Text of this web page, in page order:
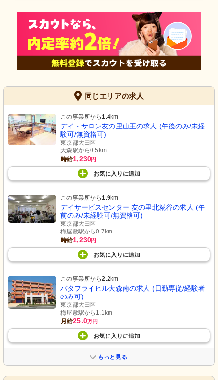
同じエリアの求人
この事業所から1.4km
デイ・サロン友の里山王の求人 (午後のみ/未経
験可/無資格可)
東京都大田区
大森駅から0.5km
時給1,230円
お気に入り に追加
この事業所から1.9km
デイサービスセンター 友の里北糀谷の求人 (午
前のみ/未経験可/無資格可)
東京都大田区
梅屋敷駅から0.7km
時給1,230円
お気に入り に追加
この事業所から2.2km
バタフライヒル大森南の求人 (日勤専従/経験者
のみ可)
東京都大田区
梅屋敷駅から1.1km
月給25.0万円
お気に入り に追加
もっと見る